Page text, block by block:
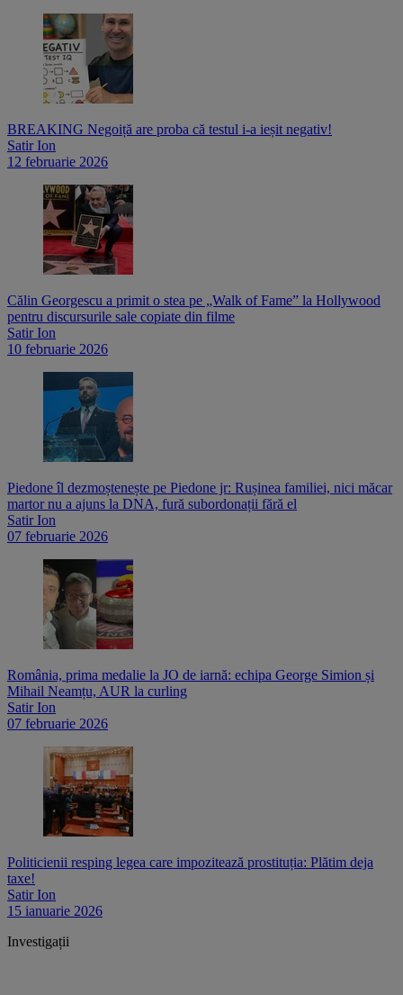
BREAKING Negoiță are proba că testul i-a ieșit negativ!
Satir Ion
12 februarie 2026
Călin Georgescu a primit o stea pe „Walk of Fame” la Hollywood
pentru discursurile sale copiate din filme
Satir Ion
10 februarie 2026
Piedone îl dezmoștenește pe Piedone jr: Rușinea familiei, nici măcar
martor nu a ajuns la DNA, fură subordonații fără el
Satir Ion
07 februarie 2026
România, prima medalie la JO de iarnă: echipa George Simion și
Mihail Neamțu, AUR la curling
Satir Ion
07 februarie 2026
Politicienii resping legea care impozitează prostituția: Plătim deja
taxe!
Satir Ion
15 ianuarie 2026
Investigații